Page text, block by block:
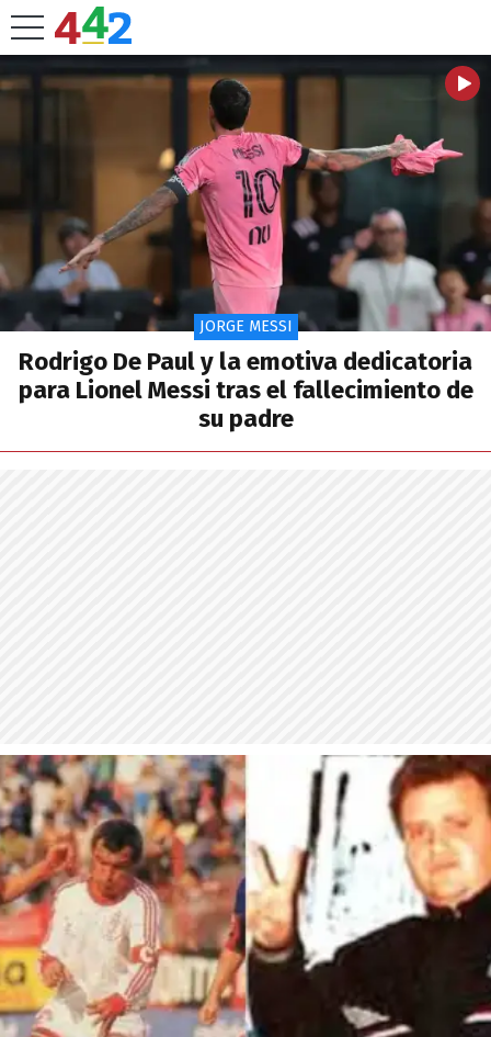
JORGE MESSI
Rodrigo De Paul y la emotiva dedicatoria
para Lionel Messi tras el fallecimiento de
su padre